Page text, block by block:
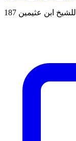
ابن عثيمين 187